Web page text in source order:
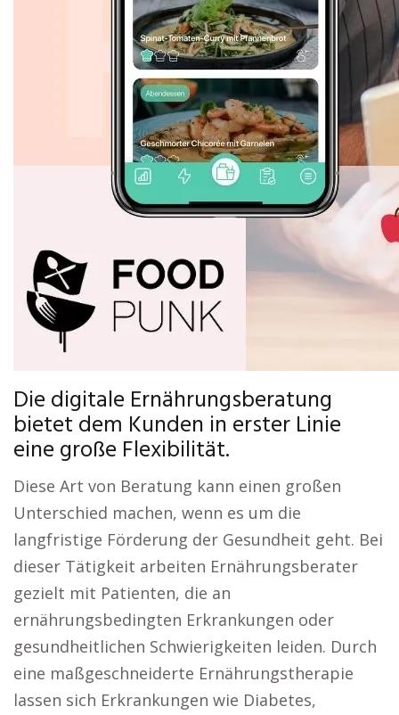
Die digitale Ernährungsberatung
bietet dem Kunden in erster Linie
eine große Flexibilität.
Diese Art von Beratung kann einen großen
Unterschied machen, wenn es um die
langfristige Förderung der Gesundheit geht. Bei
dieser Tätigkeit arbeiten Ernährungsberater
gezielt mit Patienten, die an
ernährungsbedingten Erkrankungen oder
gesundheitlichen Schwierigkeiten leiden. Durch
eine maßgeschneiderte Ernährungstherapie
lassen sich Erkrankungen wie Diabetes,